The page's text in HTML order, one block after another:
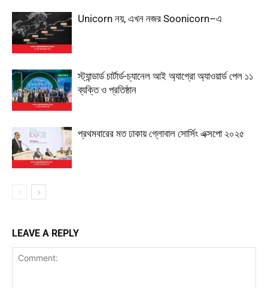
Unicorn নয়, এখন নজর Soonicorn–এ
স্ট্যান্ডার্ড চার্টার্ড-চ্যানেল আই অ্যাগ্রো অ্যাওয়ার্ড পেল ১১
ব্যক্তি ও প্রতিষ্ঠান
প্রথমবারের মত ঢাকায় গ্লোবাল সোর্সিং এক্সপো ২০২৫
LEAVE A REPLY